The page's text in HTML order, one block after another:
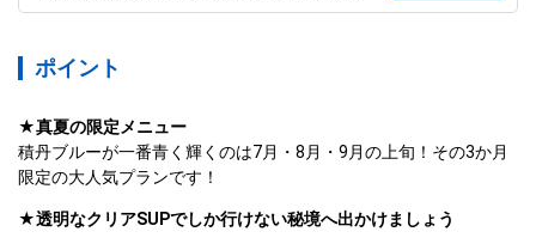
ポイント
★真夏の限定メニュー
積丹ブルーが一番青く輝くのは7月・8月・9月の上旬！その3か月
限定の大人気プランです！
★透明なクリアSUPでしか行けない秘境へ出かけましょう